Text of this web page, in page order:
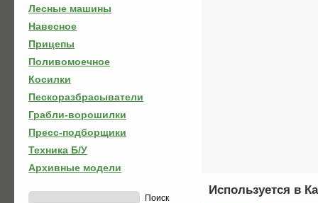
Лесные машины
Навесное
Прицепы
Поливомоечное
Косилки
Пескоразбрасыватели
Грабли-ворошилки
Пресс-подборщики
Техника Б/У
Архивные модели
Используется в